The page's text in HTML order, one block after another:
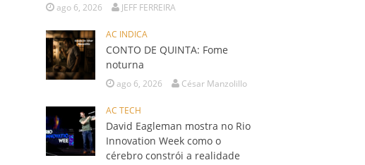
ago 6, 2026 JEFF FERREIRA
AC INDICA
CONTO DE QUINTA: Fome
noturna
ago 6, 2026 César Manzolillo
AC TECH
David Eagleman mostra no Rio
Innovation Week como o
cérebro constrói a realidade